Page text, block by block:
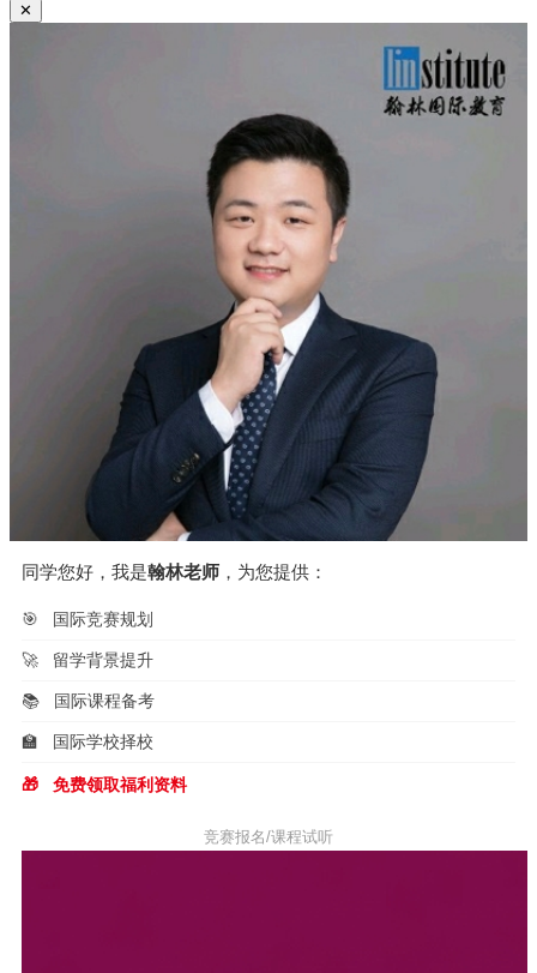
✕
同学您好，我是翰林老师 ，为您提供：
🎯 国际竞赛规划
🚀 留学背景提升
📚 国际课程备考
🏫 国际学校择校
🎁 免费领取福利资料
竞赛报名/课程试听